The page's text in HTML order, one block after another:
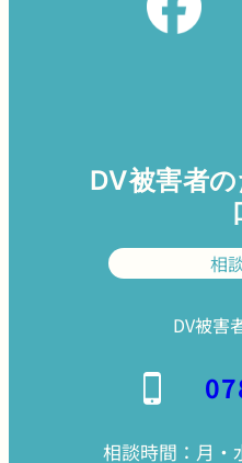
DV被害者
相
DV被害
相談時間：月・